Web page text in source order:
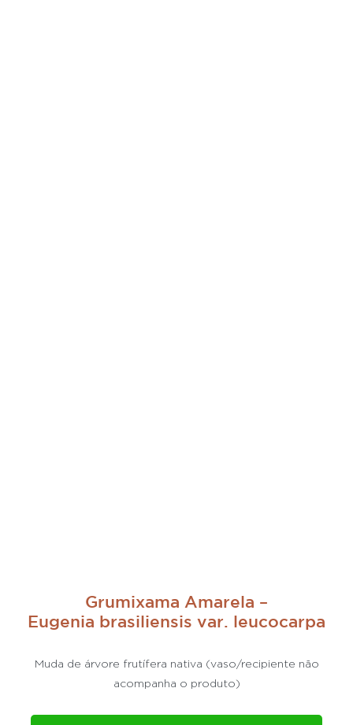
Grumixama Amarela –
Eugenia brasiliensis var. leucocarpa
Muda de árvore frutífera nativa (vaso/recipiente não
acompanha o produto)